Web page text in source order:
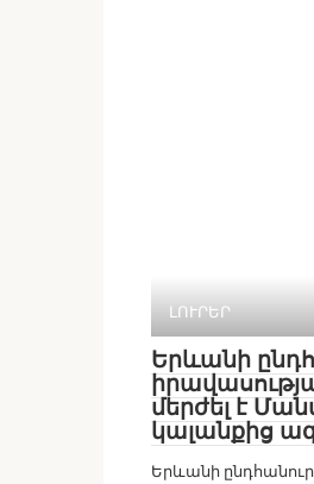
ԼՈՒՐԵՐ
Երևանի
մերժել է
կալանքից
Երևանի